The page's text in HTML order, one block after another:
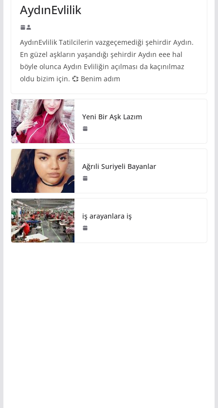
AydınEvlilik
AydınEvlilik Tatilcilerin vazgeçemediği şehirdir Aydın.
En güzel aşkların yaşandığı şehirdir Aydın eee hal
böyle olunca Aydın Evliliğin açılması da kaçınılmaz
oldu bizim için. 💞 Benim adım
Yeni Bir Aşk Lazım
Ağrıli Suriyeli Bayanlar
iş arayanlara iş